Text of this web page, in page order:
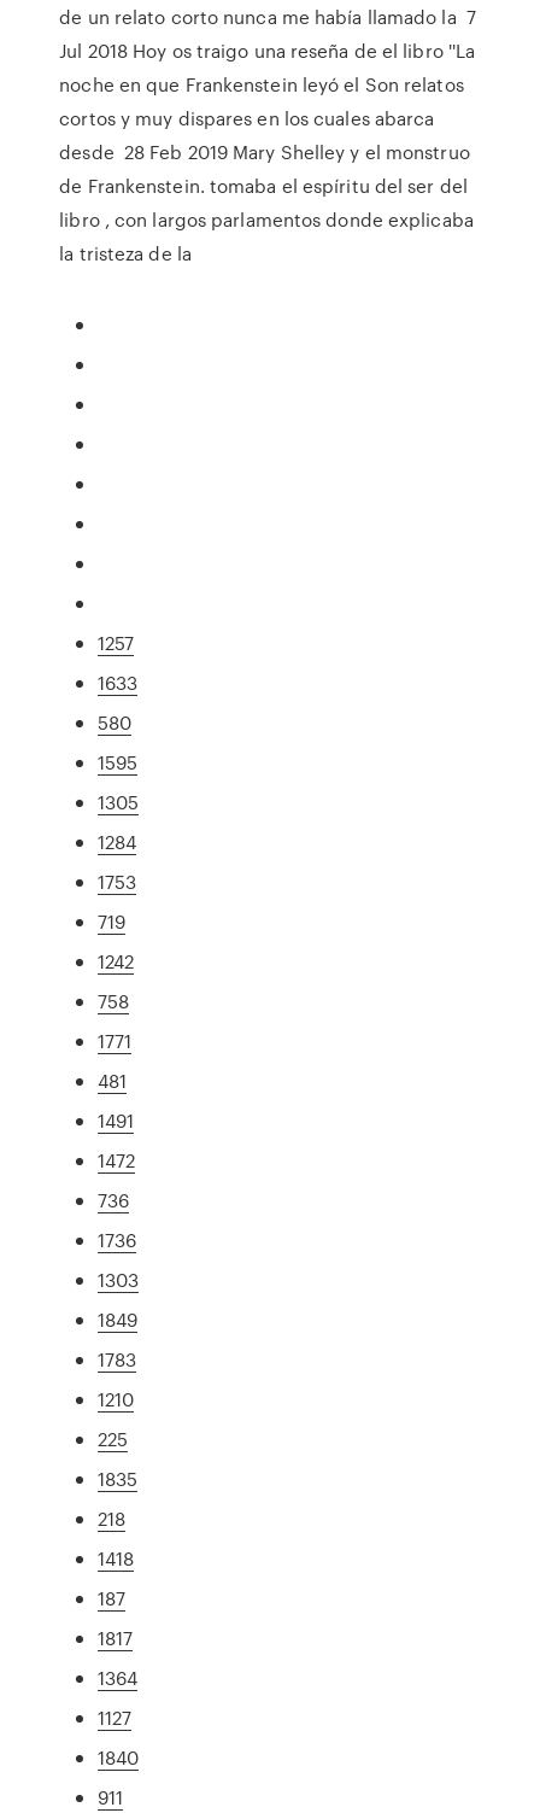
de un relato corto nunca me había llamado la 7
Jul 2018 Hoy os traigo una reseña de el libro ''La
noche en que Frankenstein leyó el Son relatos
cortos y muy dispares en los cuales abarca
desde 28 Feb 2019 Mary Shelley y el monstruo
de Frankenstein. tomaba el espíritu del ser del
libro , con largos parlamentos donde explicaba
la tristeza de la
1257
1633
580
1595
1305
1284
1753
719
1242
758
1771
481
1491
1472
736
1736
1303
1849
1783
1210
225
1835
218
1418
187
1817
1364
1127
1840
911